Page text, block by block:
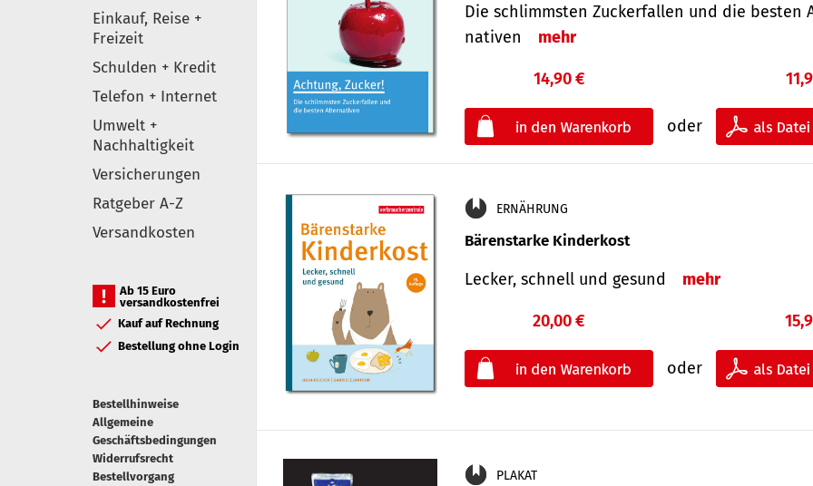
Einkauf, Reise +
Freizeit
Schulden + Kredit
Telefon + Internet
Umwelt +
Nachhaltigkeit
Versicherungen
Ratgeber A-Z
Versandkosten
Ab 15 Euro
versandkostenfrei
Kauf auf Rechnung
Bestellung ohne Login
Bestellhinweise
Allgemeine
Geschäftsbedingungen
Widerrufsrecht
Bestellvorgang
Die schlimmsten Zucker­fallen und die besten
nativen
mehr
14,90 €
oder
ERNÄHRUNG
Bärenstarke Kinderkost
Lecker, schnell und gesund mehr
20,00 €
oder
PLAKAT